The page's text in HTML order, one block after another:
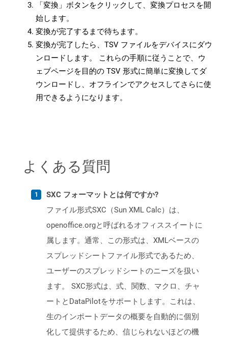
「変換」ボタンをクリックして、変換プロセスを開
始します。
変換が完了するまで待ちます。
変換が完了したら、TSV ファイルをデバイスにダウ
ンロードします。 これらの手順に従うことで、ウ
ェブページを目的の TSV 形式に簡単に変換してダ
ウンロードし、オフラインでアクセスしてさらに使
用できるようになります。
よくある質問
SXC フォーマットとは何ですか?
ファイル形式SXC（Sun XML Calc）は、
openoffice.orgと呼ばれるオフィススイートに
属します。通常、この形式は、XMLベースの
スプレッドシートファイル形式であるため、
ユーザーのスプレッドシートのニーズを扱い
ます。 SXC形式は、式、関数、マクロ、チャ
ートとDataPilotをサポートします。これは、
生のインポートデータの概要を自動的に個別
化して提供するため、信じられないほどの機